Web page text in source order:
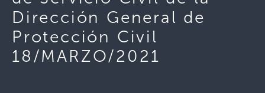
Dirección General de
Protección Civil
18/MARZO/2021